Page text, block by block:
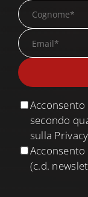
secondo
sulla Privacy
(c.d.